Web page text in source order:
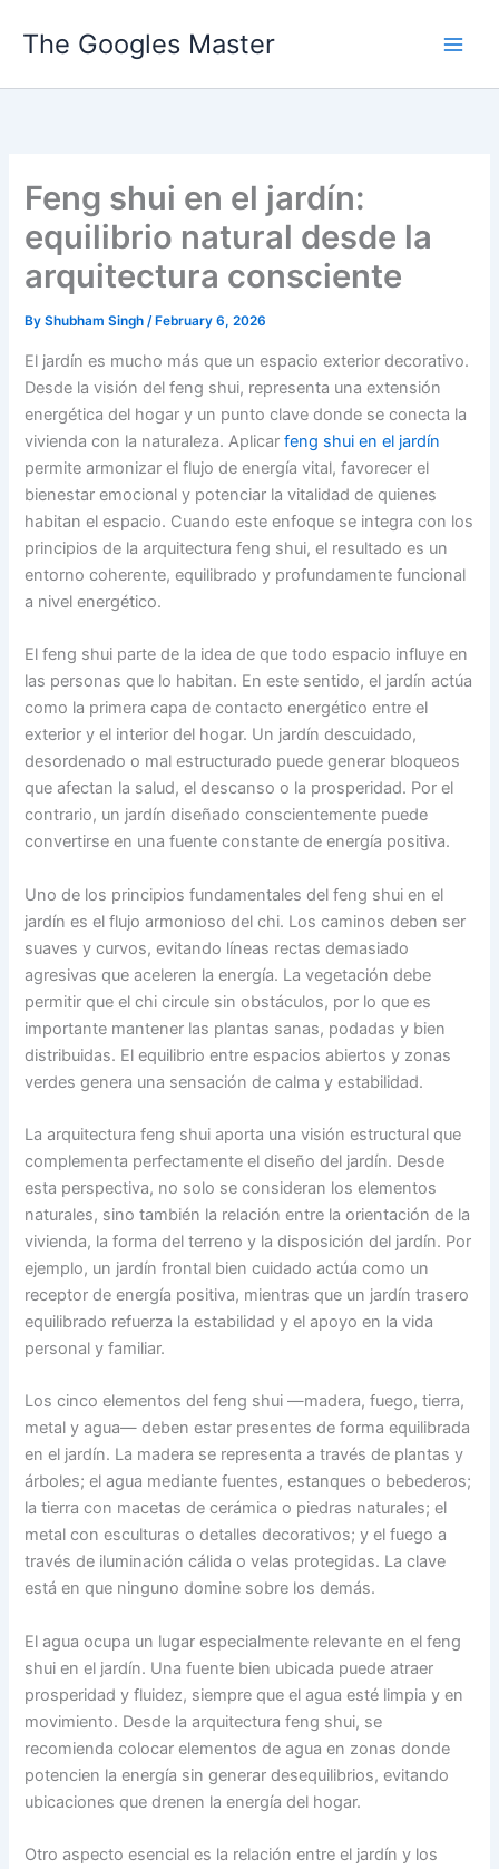
The Googles Master
Feng shui en el jardín:
equilibrio natural desde la
arquitectura consciente
ByShubham Singh/ February 6, 2026
El jardín es mucho más que un espacio exterior decorativo.
Desde la visión del feng shui, representa una extensión
energética del hogar y un punto clave donde se conecta la
vivienda con la naturaleza. Aplicarfeng shui en el jardín
permite armonizar el flujo de energía vital, favorecer el
bienestar emocional y potenciar la vitalidad de quienes
habitan el espacio. Cuando este enfoque se integra con los
principios de la arquitectura feng shui, el resultado es un
entorno coherente, equilibrado y profundamente funcional
a nivel energético.
El feng shui parte de la idea de que todo espacio influye en
las personas que lo habitan. En este sentido, el jardín actúa
como la primera capa de contacto energético entre el
exterior y el interior del hogar. Un jardín descuidado,
desordenado o mal estructurado puede generar bloqueos
que afectan la salud, el descanso o la prosperidad. Por el
contrario, un jardín diseñado conscientemente puede
convertirse en una fuente constante de energía positiva.
Uno de los principios fundamentales del feng shui en el
jardín es el flujo armonioso del chi. Los caminos deben ser
suaves y curvos, evitando líneas rectas demasiado
agresivas que aceleren la energía. La vegetación debe
permitir que el chi circule sin obstáculos, por lo que es
importante mantener las plantas sanas, podadas y bien
distribuidas. El equilibrio entre espacios abiertos y zonas
verdes genera una sensación de calma y estabilidad.
La arquitectura feng shui aporta una visión estructural que
complementa perfectamente el diseño del jardín. Desde
esta perspectiva, no solo se consideran los elementos
naturales, sino también la relación entre la orientación de la
vivienda, la forma del terreno y la disposición del jardín. Por
ejemplo, un jardín frontal bien cuidado actúa como un
receptor de energía positiva, mientras que un jardín trasero
equilibrado refuerza la estabilidad y el apoyo en la vida
personal y familiar.
Los cinco elementos del feng shui —madera, fuego, tierra,
metal y agua— deben estar presentes de forma equilibrada
en el jardín. La madera se representa a través de plantas y
árboles; el agua mediante fuentes, estanques o bebederos;
la tierra con macetas de cerámica o piedras naturales; el
metal con esculturas o detalles decorativos; y el fuego a
través de iluminación cálida o velas protegidas. La clave
está en que ninguno domine sobre los demás.
El agua ocupa un lugar especialmente relevante en el feng
shui en el jardín. Una fuente bien ubicada puede atraer
prosperidad y fluidez, siempre que el agua esté limpia y en
movimiento. Desde la arquitectura feng shui, se
recomienda colocar elementos de agua en zonas donde
potencien la energía sin generar desequilibrios, evitando
ubicaciones que drenen la energía del hogar.
Otro aspecto esencial es la relación entre el jardín y los